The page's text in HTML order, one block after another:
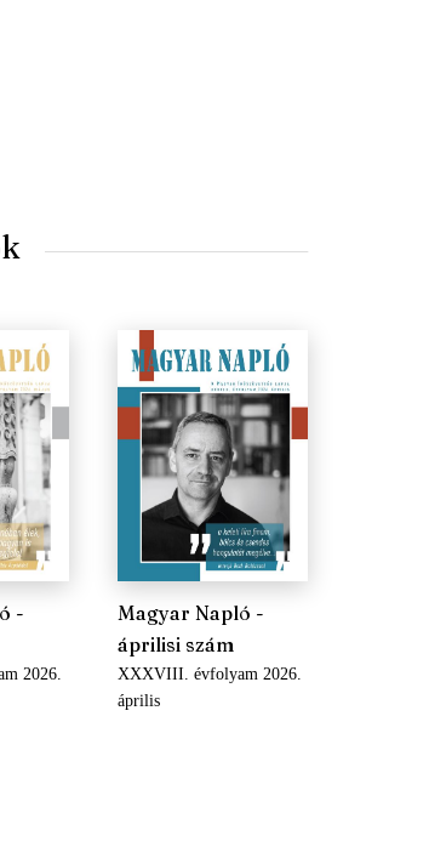
-
2026.
Magyar Napló -
áprilisi szám
XXXVIII. évfolyam 2026.
április